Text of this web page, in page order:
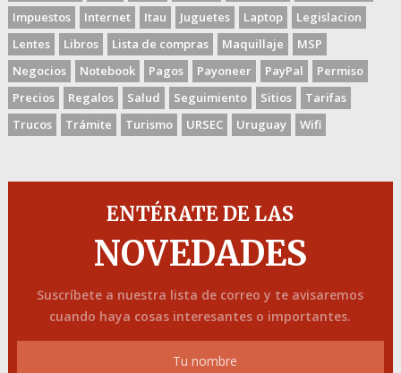
Impuestos
Internet Itau Juguetes Laptop
Legislacion
Lentes
Libros Lista de compras Maquillaje
MSP
Negocios
Notebook Pagos Payoneer PayPal
Permiso
Precios
Regalos Salud Seguimiento Sitios
Tarifas
Trucos
Trámite Turismo URSEC Uruguay Wifi
ENTÉRATE DE LAS
NOVEDADES
Suscríbete a nuestra lista de correo y te avisaremos
cuando haya cosas interesantes o importantes.